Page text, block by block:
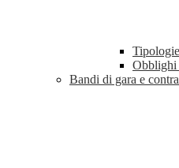
Obblighi
Bandi di gara e